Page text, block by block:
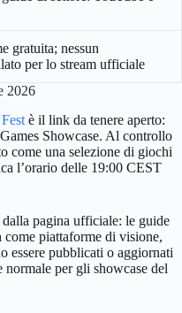
gratuita; nessun
per lo stream ufficiale
2026
è il link da tenere aperto:
Showcase. Al controllo
come una selezione di giochi
l’orario delle 19:00 CEST
pagina ufficiale: le guide
come piattaforme di visione,
essere pubblicati o aggiornati
normale per gli showcase del